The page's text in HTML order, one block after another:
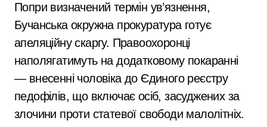
Попри визначений термін ув’язнення,
Бучанська окружна прокуратура готує
апеляційну скаргу. Правоохоронці
наполягатимуть на додатковому покаранні
— внесенні чоловіка до Єдиного реєстру
педофілів, що включає осіб, засуджених за
злочини проти статевої свободи малолітніх.